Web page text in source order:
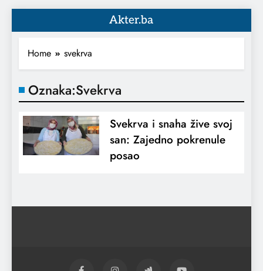
Akter.ba
Home svekrva
Oznaka:Svekrva
Svekrva i snaha žive svoj
san: Zajedno pokrenule
posao